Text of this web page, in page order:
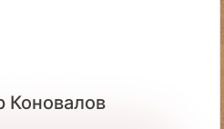
Коновалов